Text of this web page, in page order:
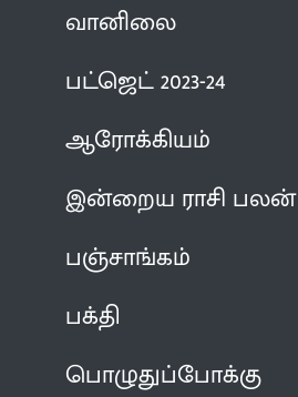
வானிலை
பட்ஜெட் 2023-24
ஆரோக்கியம்
இன்றைய ராசி பலன்
பஞ்சாங்கம்
பக்தி
பொழுதுப்போக்கு